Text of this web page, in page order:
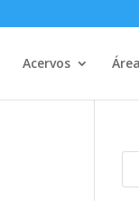
Acervos